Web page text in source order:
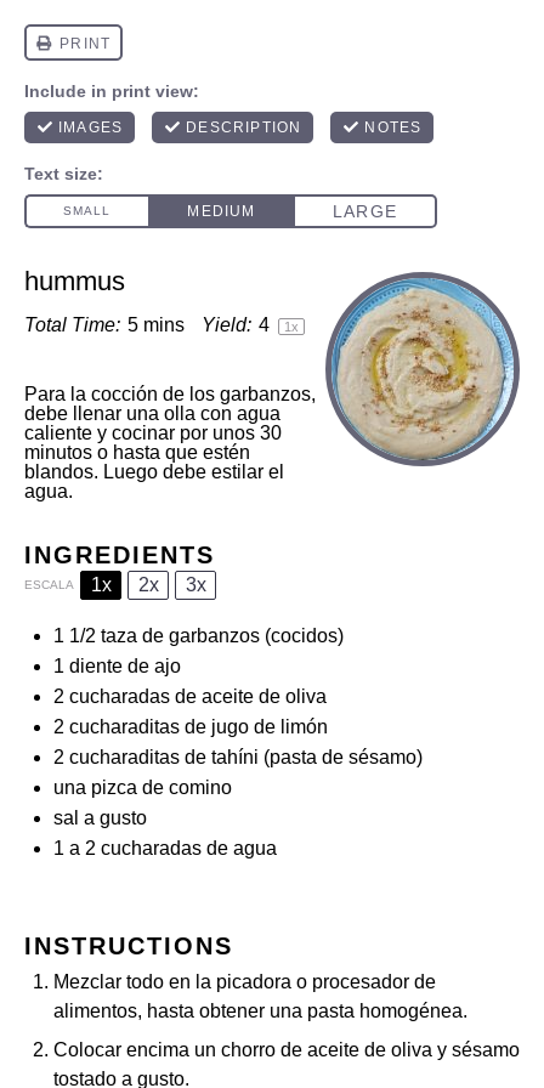
hummus
Total Time: 5 mins Yield: 4 1x
Para la cocción de los garbanzos,
debe llenar una olla con agua
caliente y cocinar por unos 30
minutos o hasta que estén
blandos. Luego debe estilar el
agua.
INGREDIENTS
ESCALA 1x 2x 3x
1 1/2 taza de garbanzos (cocidos)
1 diente de ajo
2 cucharadas de aceite de oliva
2 cucharaditas de jugo de limón
2 cucharaditas de tahíni (pasta de sésamo)
una pizca de comino
sal a gusto
1 a 2 cucharadas de agua
INSTRUCTIONS
Mezclar todo en la picadora o procesador de
alimentos, hasta obtener una pasta homogénea.
Colocar encima un chorro de aceite de oliva y sésamo
tostado a gusto.